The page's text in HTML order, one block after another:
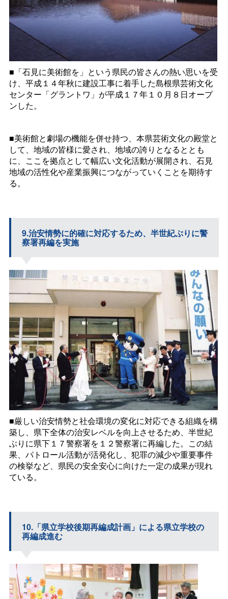
■「石見に美術館を」という県民の皆さんの熱い思いを受
け、平成１４年秋に建設工事に着手した島根県芸術文化
センター「グラントワ」が平成１７年１０月８日オープ
ンした。
■美術館と劇場の機能を併せ持つ、本県芸術文化の殿堂と
して、地域の皆様に愛され、地域の誇りとなるととも
に、ここを拠点として幅広い文化活動が展開され、石見
地域の活性化や産業振興につながっていくことを期待す
る。
9.治安情勢に的確に対応するため、半世紀ぶりに警
察署再編を実施
■厳しい治安情勢と社会環境の変化に対応できる組織を構
築し、県下全体の治安レベルを向上させるため、半世紀
ぶりに県下１７警察署を１２警察署に再編した。この結
果、パトロール活動が活発化し、犯罪の減少や重要事件
の検挙など、県民の安全安心に向けた一定の成果が現れ
ている。
10.「県立学校後期再編成計画」による県立学校の
再編成進む